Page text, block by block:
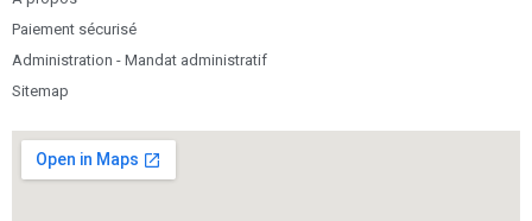
Paiement sécurisé
Administration - Mandat administratif
Sitemap